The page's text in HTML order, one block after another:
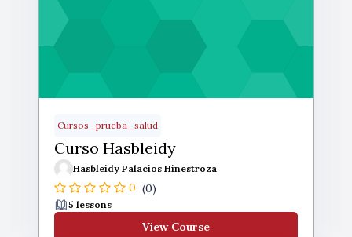
Cursos_prueba_salud
Curso Hasbleidy
Hasbleidy Palacios Hinestroza
0 (0)
5 lessons
View Course